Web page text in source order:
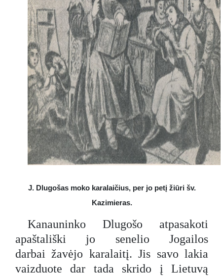
J. Dlugošas moko karalaičius, per jo petį žiūri šv.
Kazimieras.
Kanauninko Dlugošo atpasakoti
apaštališki jo senelio Jogailos
darbai žavėjo karalaitį. Jis savo lakia
vaizduote dar tada skrido į Lietuvą